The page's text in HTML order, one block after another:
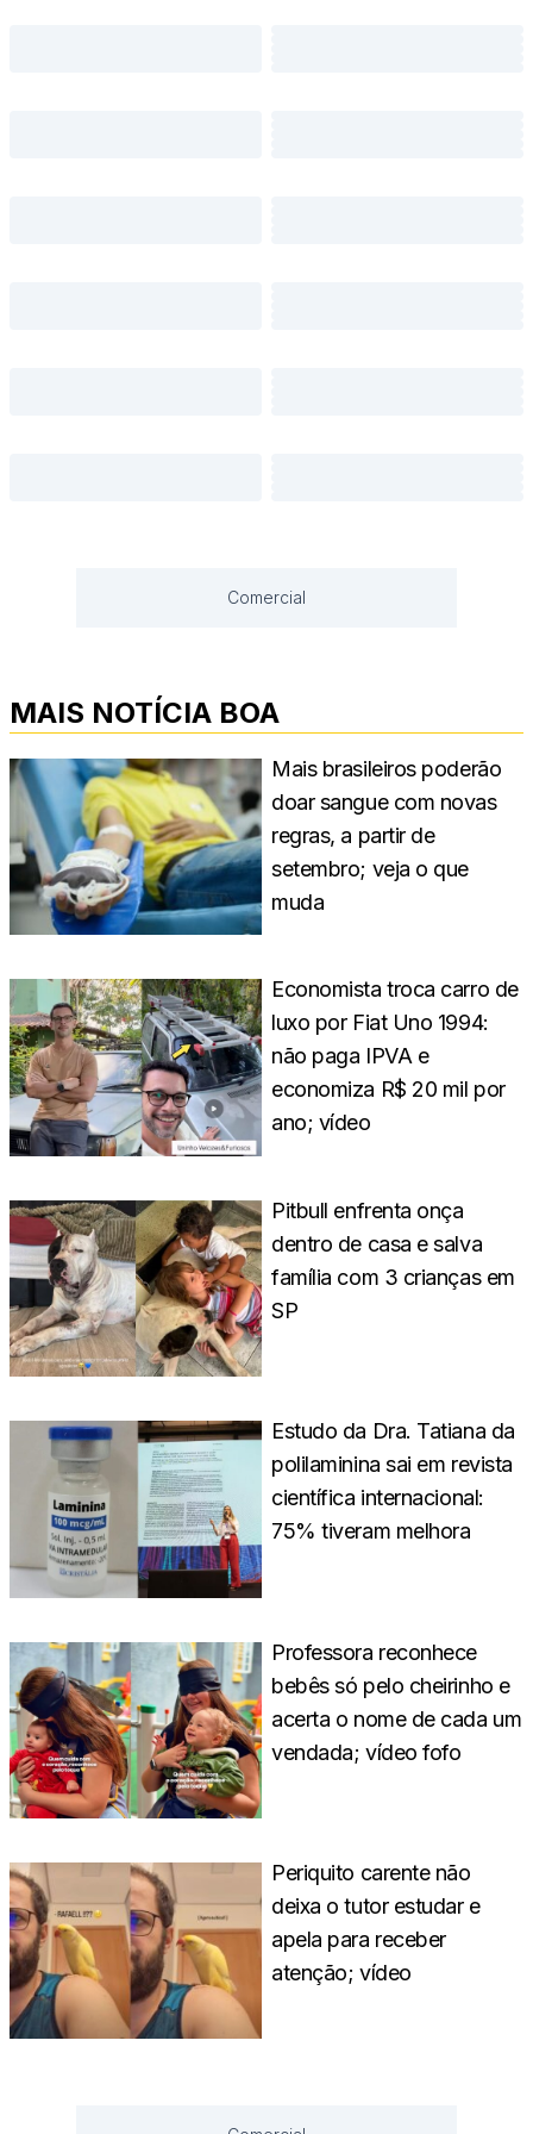
Comercial
MAIS NOTÍCIA BOA
Mais brasileiros poderão
doar sangue com novas
regras, a partir de
setembro; veja o que
muda
Economista troca carro de
luxo por Fiat Uno 1994:
não paga IPVA e
economiza R$ 20 mil por
ano; vídeo
Pitbull enfrenta onça
dentro de casa e salva
família com 3 crianças em
SP
Estudo da Dra. Tatiana da
polilaminina sai em revista
científica internacional:
75% tiveram melhora
Professora reconhece
bebês só pelo cheirinho e
acerta o nome de cada um
vendada; vídeo fofo
Periquito carente não
deixa o tutor estudar e
apela para receber
atenção; vídeo